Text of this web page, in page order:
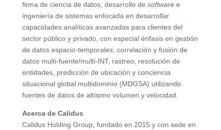
firma de ciencia de datos, desarrollo de software e
ingeniería de sistemas enfocada en desarrollar
capacidades analíticas avanzadas para clientes del
sector público y privado, con especial énfasis en gestión
de datos espacio-temporales, correlación y fusión de
datos multi-fuente/multi-INT, rastreo, resolución de
entidades, predicción de ubicación y conciencia
situacional global multidominio (MDGSA) utilizando
fuentes de datos de altísimo volumen y velocidad.
Acerca de Calidus
Calidus Holding Group, fundado en 2015 y con sede en